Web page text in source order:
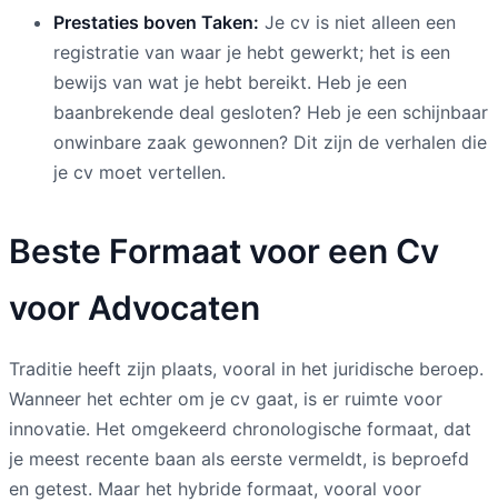
Prestaties boven Taken: Je cv is niet alleen een
registratie van waar je hebt gewerkt; het is een
bewijs van wat je hebt bereikt. Heb je een
baanbrekende deal gesloten? Heb je een schijnbaar
onwinbare zaak gewonnen? Dit zijn de verhalen die
je cv moet vertellen.
Beste Formaat voor een Cv
voor Advocaten
Traditie heeft zijn plaats, vooral in het juridische beroep.
Wanneer het echter om je cv gaat, is er ruimte voor
innovatie. Het omgekeerd chronologische formaat, dat
je meest recente baan als eerste vermeldt, is beproefd
en getest. Maar het hybride formaat, vooral voor